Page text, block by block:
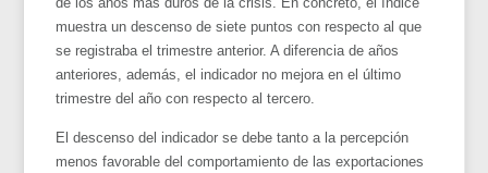
muestra un descenso de siete puntos con respecto al que
se registraba el trimestre anterior. A diferencia de años
anteriores, además, el indicador no mejora en el último
trimestre del año con respecto al tercero.
El descenso del indicador se debe tanto a la percepción
menos favorable del comportamiento de las exportaciones